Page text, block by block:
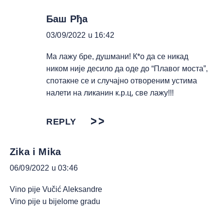
Баш Рђа
03/09/2022 u 16:42
Ма лажу бре, душмани! К*о да се никад
ником није десило да оде до “Плавог моста”,
спотакне се и случајно отвореним устима
налети на ликанин к.р.ц, све лажу!!!
REPLY
Zika i Mika
06/09/2022 u 03:46
Vino pije Vučić Aleksandre
Vino pije u bijelome gradu